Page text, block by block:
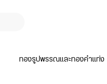
ทองรูปพรรณและทองคำแท่ง